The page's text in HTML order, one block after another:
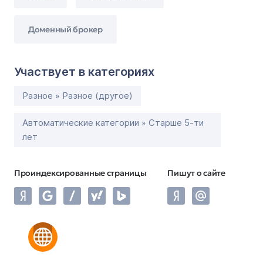
Доменный брокер
Участвует в категориях
Разное » Разное (другое)
Автоматические категории » Старше 5-ти
лет
Проиндексированные страницы Пишут о сайте